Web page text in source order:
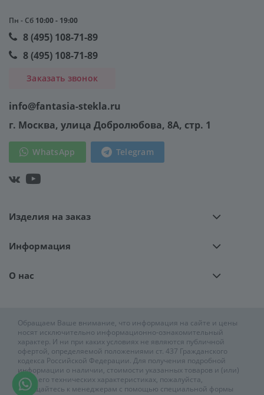
Пн - Сб 10:00 - 19:00
8 (495) 108-71-89
8 (495) 108-71-89
Заказать звонок
info@fantasia-stekla.ru
г. Москва, улица Добролюбова, 8А, стр. 1
WhatsApp Telegram
Изделия на заказ
Информация
О нас
Обращаем Ваше внимание, что информация на сайте и цены
носят исключительно информационно-ознакомительный
характер. И ни при каких условиях не являются публичной
офертой, определяемой положениями ст. 437 Гражданского
кодекса Российской Федерации. Для получения подробной
информации о наличии, стоимости указанных товаров и (или)
услуг, его технических характеристиках, пожалуйста,
обращайтесь к менеджерам с помощью специальной формы